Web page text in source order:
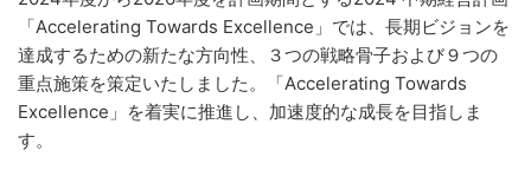
「Accelerating Towards Excellence」では、長期ビジョンを
達成するための新たな方向性、３つの戦略骨子および９つの
重点施策を策定いたしました。「Accelerating Towards
Excellence」を着実に推進し、加速度的な成長を目指しま
す。